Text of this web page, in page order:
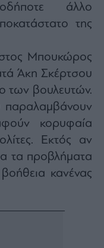
άλλο
της
Μπουκώρος
Άκη Σκέρτσου
των βουλευτών.
παραλαμβάνουν
κορυφαία
Εκτός αν
τα προβλήματα
κανένας